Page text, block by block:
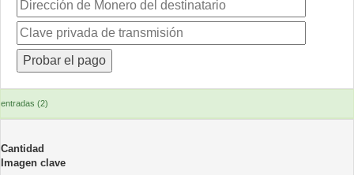
entradas (2)
Cantidad
Imagen clave